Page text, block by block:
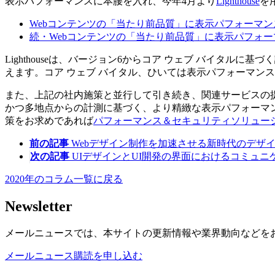
Webコンテンツの「当たり前品質」に表示パフォーマ
続・Webコンテンツの「当たり前品質」に表示パフォ
Lighthouseは、バージョン6からコア ウェブ バイタルに基
えます。コア ウェブ バイタル、ひいては表示パフォーマン
また、上記の社内施策と並行して引き続き、関連サービス
かつ多地点からの計測に基づく、より精緻な表示パフォー
策をお求めであればパフォーマンス＆セキュリティソリュー
前の記事 Webデザイン制作を加速させる新時代のデザ
次の記事 UIデザインとUI開発の界面におけるコミュニ
2020年のコラム一覧に戻る
Newsletter
メールニュースでは、本サイトの更新情報や業界動向など
メールニュース購読を申し込む